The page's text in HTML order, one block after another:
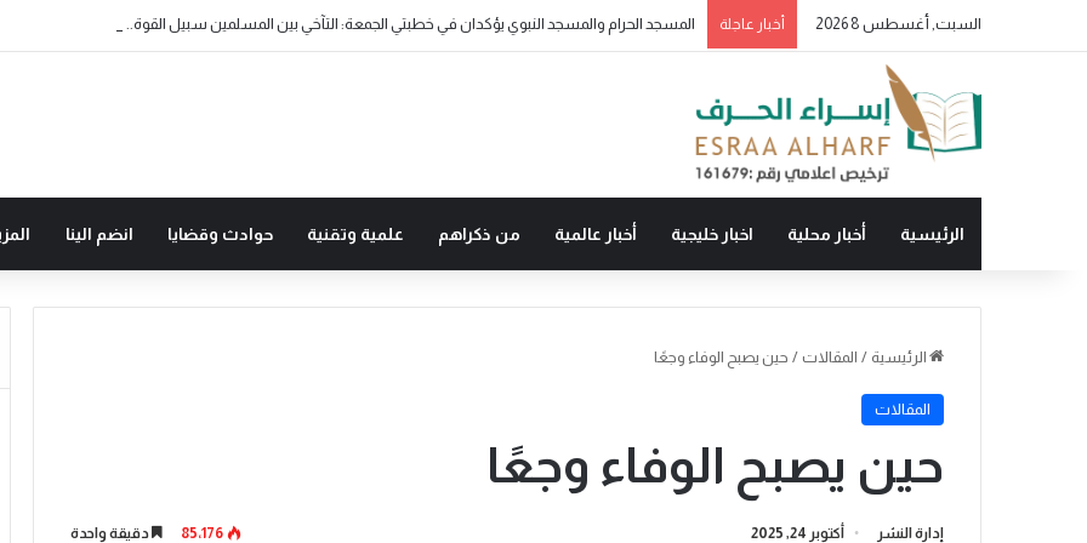
السبت, أغسطس 8 2026 أخبار عاجلة
الرئيسية أخبار محلية اخبار خليجية أخبار عالمية من ذكراهم علمية وتقنية حوادث وقضايا انضم الينا
الرئيسية / المقالات / حين يصبح الوفاء وجعًا
المقالات
حين يصبح الوفاء وجعًا
إدارة النشر أكتوبر 24, 2025 85٬176 دقيقة واحدة